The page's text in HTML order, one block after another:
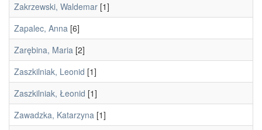
Zakrzewski, Waldemar [1]
Zapalec, Anna [6]
Zarębina, Maria [2]
Zaszkilniak, Leonid [1]
Zaszkilniak, Łeonid [1]
Zawadzka, Katarzyna [1]